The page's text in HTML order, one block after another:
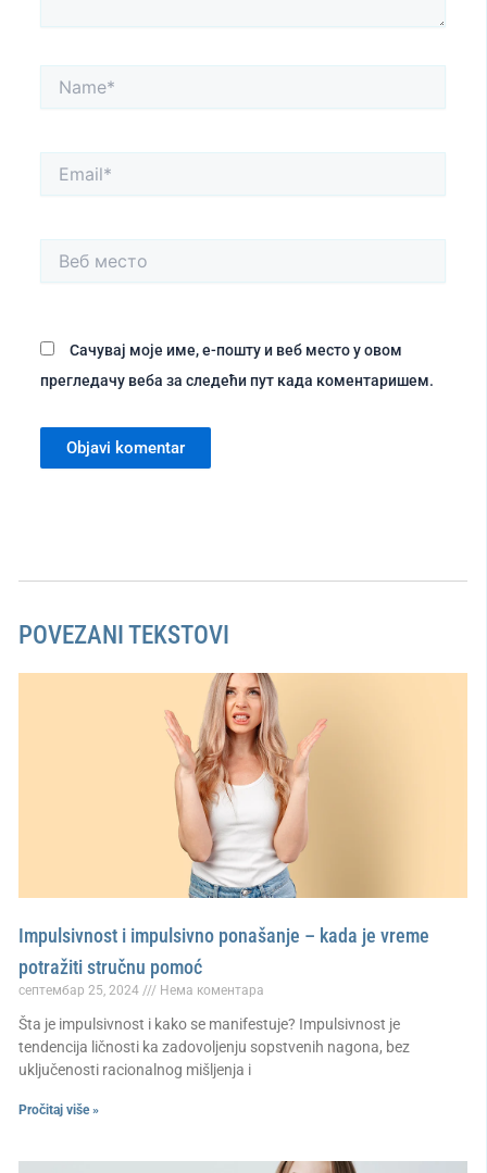
Name*
Email*
Веб
место
Сачувај моје име, е-пошту и веб место у овом
прегледачу веба за следећи пут када коментаришем.
POVEZANI TEKSTOVI
Impulsivnost i impulsivno ponašanje – kada je vreme
potražiti stručnu pomoć
септембар 25, 2024 Нема коментара
Šta je impulsivnost i kako se manifestuje? Impulsivnost je
tendencija ličnosti ka zadovoljenju sopstvenih nagona, bez
uključenosti racionalnog mišljenja i
Pročitaj više »